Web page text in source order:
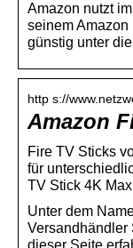
Amazon nutzt
seinem
günstig unter
http s://
Amazon
Fire TV Sticks
für
TV Stick 4K
Unter dem
Versandhändler